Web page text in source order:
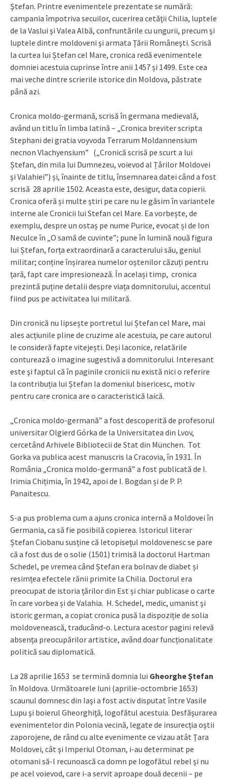
Ştefan. Printre evenimentele prezentate se numără:
campania împotriva secuilor, cucerirea cetăţii Chilia, luptele
de la Vaslui şi Valea Albă, confruntările cu ungurii, precum şi
luptele dintre moldoveni şi armata Ţării Româneşti. Scrisă
la curtea lui Ștefan cel Mare, cronica redă evenimentele
domniei acestuia cuprinse între anii 1457 și 1499. Este cea
mai veche dintre scrierile istorice din Moldova, păstrate
până azi.
Cronica moldo-germană, scrisă în germana medievală,
având un titlu în limba latină – „Cronica breviter scripta
Stephani dei gratia voyvoda Terrarum Moldannensium
necnon Vlachyensium” („Cronică scrisă pe scurt a lui
Ștefan, din mila lui Dumnezeu, voievod al Țârilor Moldovei
şi Valahiei”) și, înainte de titlu, însemnarea datei când a fost
scrisă 28 aprilie 1502. Aceasta este, desigur, data copierii.
Cronica oferă și multe știri pe care nu le găsim în variantele
interne ale Cronicii lui Stefan cel Mare. Ea vorbește, de
exemplu, despre un ostaș pe nume Purice, evocat și de Ion
Neculce în „O samă de cuvinte”; pune în lumină nouă figura
lui Ștefan, forța extraordinară a caracterului său, geniul
militar; conține înșirarea numelor oștenilor căzuți pentru
țară, fapt care impresionează. În același timp, cronica
prezintă puține detalii despre viața domnitorului, accentul
fiind pus pe activitatea lui militară.
Din cronică nu lipsește portretul lui Ștefan cel Mare, mai
ales acțiunile pline de cruzime ale acestuia, pe care autorul
le consideră fapte vitejești. Deși laconice, relatările
conturează o imagine sugestivă a domnitorului. Interesant
este şi faptul că în paginile cronicii nu există nici o referire
la contribuția lui Ștefan la domeniul bisericesc, motiv
pentru care cronica are o caracteristică laică.
„Cronica moldo-germană” a fost descoperită de profesorul
universitar Olgierd Górka de la Universitatea din Lvov,
cercetând Arhivele Bibliotecii de Stat din München. Tot
Gorka va publica acest manuscris la Cracovia, în 1931. În
România „Cronica moldo-germană” a fost publicată de I.
Irimia Chițimia, în 1942, apoi de I. Bogdan și de P. P.
Panaitescu.
S-a pus problema cum a ajuns cronica internă a Moldovei în
Germania, ca să fie posibilă copierea. Istoricul literar
Ștefan Ciobanu susține că letopisețul moldovenesc se pare
că a fost dus de o solie (1501) trimisă la doctorul Hartman
Schedel, pe vremea când Ștefan era bolnav de diabet și
resimțea efectele rănii primite la Chilia. Doctorul era
preocupat de istoria țărilor din Est și chiar publicase o carte
în care vorbea și de Valahia. H. Schedel, medic, umanist şi
istoric german, a copiat cronica pusă la dispoziție de solia
moldovenească, traducând-o. Lectura acestor pagini relevă
absența preocupărilor artistice, având doar funcționalitate
politică sau diplomatică.
La 28 aprilie 1653 se termină domnia lui Gheorghe Ştefan
în Moldova. Următoarele luni (aprilie-octombrie 1653)
scaunul domnesc din Iaşi a fost activ disputat între Vasile
Lupu şi boierul Gheorghiţă, logofătul acestuia. Desfăşurarea
evenimentelor din Polonia vecină, legate de insurecţia oştii
zaporojene, de rând cu alte evenimente ce vizau atât Ţara
Moldovei, cât şi Imperiul Otoman, i-au determinat pe
otomani să-l recunoască ca domn pe logofătul rebel şi nu
pe acel voievod, care i-a servit aproape două decenii – pe